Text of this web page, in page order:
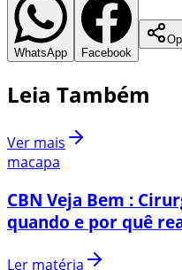
WhatsApp Facebook
Leia Também
Ver mais
macapa
CBN Veja Bem :
quando e por quê
Ler matéria